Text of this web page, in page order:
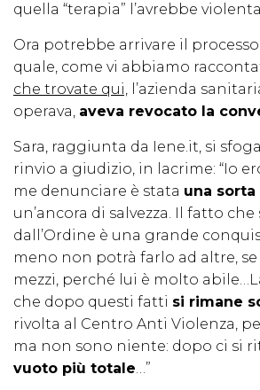
quella “terapia” l’avrebbe
Ora potrebbe arrivare il
quale, come vi abbiamo
che trovate qui, l’azienda
operava, aveva revocato la
Sara, raggiunta da Iene.it, si
rinvio a giudizio, in lacrime: “Io
me denunciare è stata una
un’ancora di salvezza. Il fatto
dall’Ordine è una grande
meno non potrà farlo ad altre,
mezzi, perché lui è molto
che dopo questi fatti si rimane
rivolta al Centro Anti Violenza,
ma non sono niente: dopo ci si
vuoto più totale…”